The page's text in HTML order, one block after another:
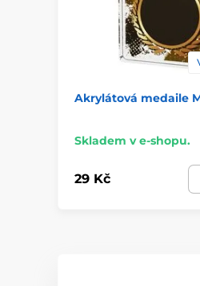
Akrylátová medaile
Skladem v e-shopu.
29 Kč